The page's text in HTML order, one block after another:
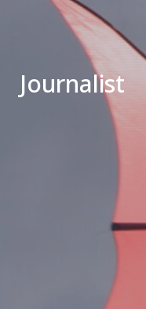
Journalist